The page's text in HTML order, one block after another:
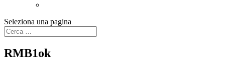
Seleziona una pagina
RMB1ok